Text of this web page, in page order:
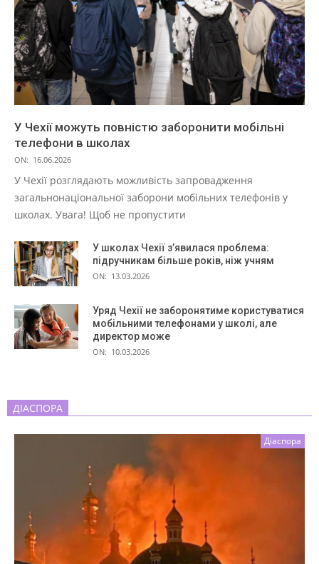
У Чехії можуть повністю заборонити мобільні
телефони в школах
ON: 16.06.2026
У Чехії розглядають можливість запровадження
загальнонаціональної заборони мобільних телефонів у
школах. Увага! Щоб не пропустити
У школах Чехії з’явилася проблема:
підручникам більше років, ніж учням
ON: 13.03.2026
Уряд Чехії не заборонятиме користуватися
мобільними телефонами у школі, але
директор може
ON: 10.03.2026
ДІАСПОРА
Діаспора